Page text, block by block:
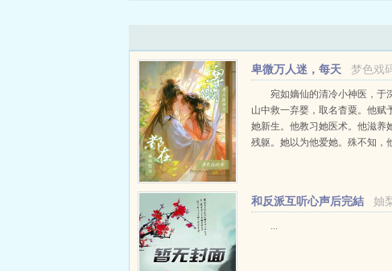
梦色戏
卑微万人迷，每天
都在被强制爱！
宛如嫡仙的清冷小神医，于
山中救一弃婴，取名杳粟。他赋
她新生。他教习她医术。他滋养
残躯。她以为他爱她。殊不知，
斯，心怀全天下百姓...
妯
和反派互听心声后完結
...